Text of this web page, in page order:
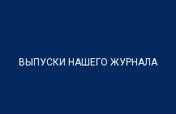
ВЫПУСКИ НАШЕГО ЖУРНАЛА